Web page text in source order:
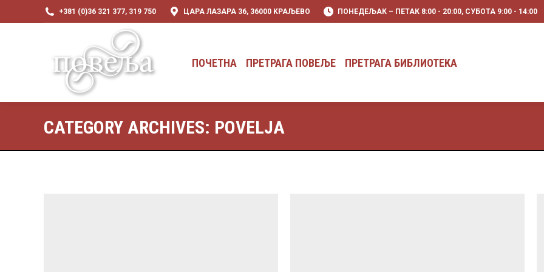
+381 (0)36 321 377, 319 750 ЦАРА ЛАЗАРА 36, 36000 KРАЉЕВО ПОНЕДЕЉАК – ПЕТАК 8:00 - 20:00, СУБОТА 9:00 - 14:00
ПОЧЕТНА ПРЕТРАГА ПОВЕЉЕ ПРЕТРАГА БИБЛИОТЕКА
CATEGORY ARCHIVES: POVELJA